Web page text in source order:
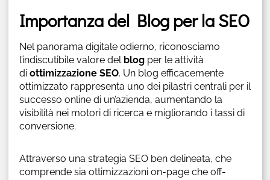
Importanza del Blog per la SEO
Nel panorama digitale odierno, riconosciamo
l’indiscutibile valore del blogper le attività
di ottimizzazione SEO. Un blog efficacemente
ottimizzato rappresenta uno dei pilastri centrali per il
successo online di un’azienda, aumentando la
visibilità nei motori di ricerca e migliorando i tassi di
conversione.
Attraverso una strategia SEO ben delineata, che
comprende sia ottimizzazioni on-page che off-